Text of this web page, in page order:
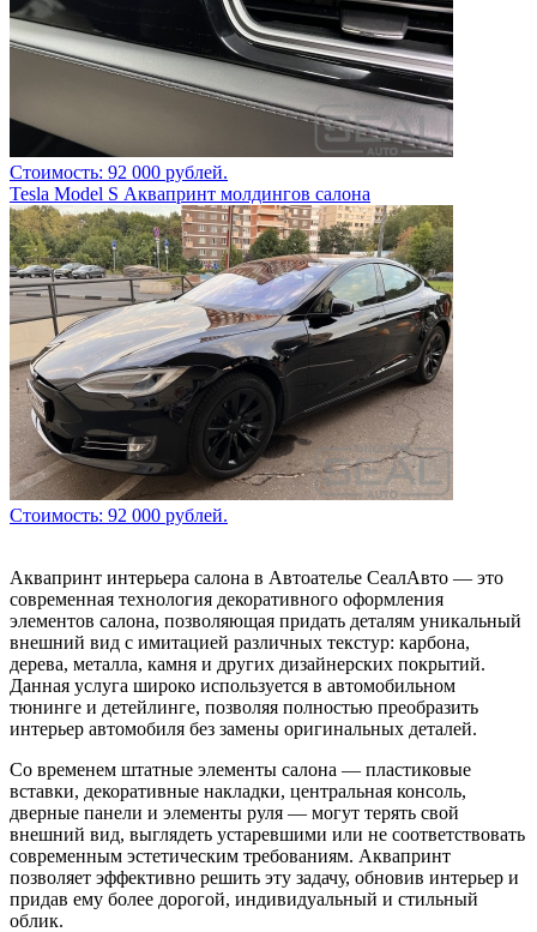
Стоимость: 92 000 рублей.
Tesla Model S Аквапринт молдингов салона
Стоимость: 92 000 рублей.
Аквапринт интерьера салона в Автоателье СеалАвто — это
современная технология декоративного оформления
элементов салона, позволяющая придать деталям уникальный
внешний вид с имитацией различных текстур: карбона,
дерева, металла, камня и других дизайнерских покрытий.
Данная услуга широко используется в автомобильном
тюнинге и детейлинге, позволяя полностью преобразить
интерьер автомобиля без замены оригинальных деталей.
Со временем штатные элементы салона — пластиковые
вставки, декоративные накладки, центральная консоль,
дверные панели и элементы руля — могут терять свой
внешний вид, выглядеть устаревшими или не соответствовать
современным эстетическим требованиям. Аквапринт
позволяет эффективно решить эту задачу, обновив интерьер и
придав ему более дорогой, индивидуальный и стильный
облик.